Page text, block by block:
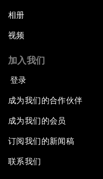
相册
视频
加入我们
登录
成为我们的合作伙伴
成为我们的会员
订阅我们的新闻稿
联系我们